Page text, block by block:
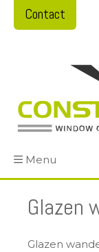
Contact
Menu
Glazen
Glazen